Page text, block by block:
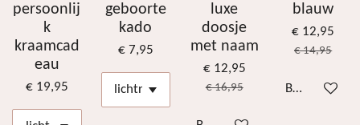
persoonlij
k
kraamcad
eau
€ 19,95
geboorte
kado
€ 7,95
luxe
doosje
met naam
€ 12,95
€ 16,95
blauw
€ 12,95
€ 14,95
Bekijk details